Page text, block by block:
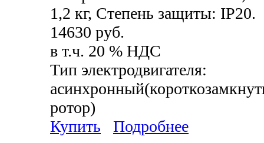
1,2 кг, Степень защиты: IP20.
14630 руб.
в т.ч. 20 % НДС
Тип электродвигателя:
ротор)
Купить
Подробнее